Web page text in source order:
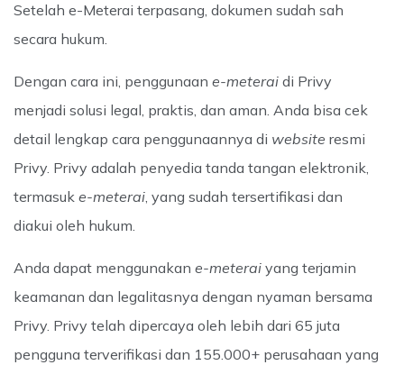
Setelah e-Meterai terpasang, dokumen sudah sah
secara hukum.
Dengan cara ini, penggunaan e-meterai di Privy
menjadi solusi legal, praktis, dan aman. Anda bisa cek
detail lengkap cara penggunaannya di website resmi
Privy. Privy adalah penyedia tanda tangan elektronik,
termasuk e-meterai, yang sudah tersertifikasi dan
diakui oleh hukum.
Anda dapat menggunakan e-meterai yang terjamin
keamanan dan legalitasnya dengan nyaman bersama
Privy. Privy telah dipercaya oleh lebih dari 65 juta
pengguna terverifikasi dan 155.000+ perusahaan yang